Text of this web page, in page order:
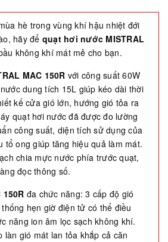
hè trong vùng khí hậu nhiệt đới
hãy để quạt hơi nước MISTRAL
không khí mát mẻ cho bạn.
MAC 150R với công suất 60W
dung tích 15L giúp kéo dài thời
kế cửa gió lớn, hướng gió tỏa ra
quạt hơi nước đã được đo lường
công suất, diện tích sử dụng của
tổ ong giúp tăng hiệu quả làm mát.
chia mực nước phía trước quạt,
đọc thông số.
150R đa chức năng: 3 cấp độ gió
hẹn giờ điện tử có thể điều
năng ion âm lọc sạch không khí.
làn gió mát lan tỏa khắp cả căn